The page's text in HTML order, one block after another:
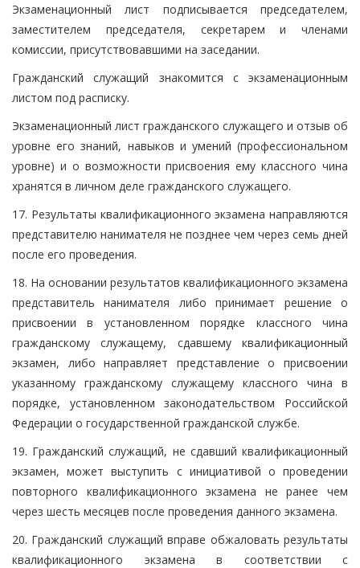
Экзаменационный лист подписывается председателем,
заместителем председателя, секретарем и членами
комиссии, присутствовавшими на заседании.
Гражданский служащий знакомится с экзаменационным
листом под расписку.
Экзаменационный лист гражданского служащего и отзыв об
уровне его знаний, навыков и умений (профессиональном
уровне) и о возможности присвоения ему классного чина
хранятся в личном деле гражданского служащего.
17. Результаты квалификационного экзамена направляются
представителю нанимателя не позднее чем через семь дней
после его проведения.
18. На основании результатов квалификационного экзамена
представитель нанимателя либо принимает решение о
присвоении в установленном порядке классного чина
гражданскому служащему, сдавшему квалификационный
экзамен, либо направляет представление о присвоении
указанному гражданскому служащему классного чина в
порядке, установленном законодательством Российской
Федерации о государственной гражданской службе.
19. Гражданский служащий, не сдавший квалификационный
экзамен, может выступить с инициативой о проведении
повторного квалификационного экзамена не ранее чем
через шесть месяцев после проведения данного экзамена.
20. Гражданский служащий вправе обжаловать результаты
квалификационного экзамена в соответствии с